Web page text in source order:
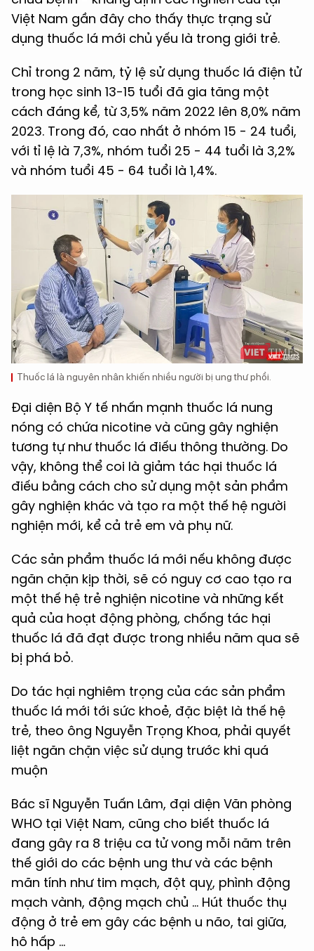
Việt Nam gần đây cho thấy thực trạng sử
dụng thuốc lá mới chủ yếu là trong giới trẻ.
Chỉ trong 2 năm, tỷ lệ sử dụng thuốc lá điện tử
trong học sinh 13-15 tuổi đã gia tăng một
cách đáng kể, từ 3,5% năm 2022 lên 8,0% năm
2023. Trong đó, cao nhất ở nhóm 15 - 24 tuổi,
với tỉ lệ là 7,3%, nhóm tuổi 25 - 44 tuổi là 3,2%
và nhóm tuổi 45 - 64 tuổi là 1,4%.
Thuốc lá là nguyên nhân khiến nhiều người bị ung thư phổi.
Đại diện Bộ Y tế nhấn mạnh thuốc lá nung
nóng có chứa nicotine và cũng gây nghiện
tương tự như thuốc lá điếu thông thường. Do
vậy, không thể coi là giảm tác hại thuốc lá
điếu bằng cách cho sử dụng một sản phẩm
gây nghiện khác và tạo ra một thế hệ người
nghiện mới, kể cả trẻ em và phụ nữ.
Các sản phẩm thuốc lá mới nếu không được
ngăn chặn kịp thời, sẽ có nguy cơ cao tạo ra
một thế hệ trẻ nghiện nicotine và những kết
quả của hoạt động phòng, chống tác hại
thuốc lá đã đạt được trong nhiều năm qua sẽ
bị phá bỏ.
Do tác hại nghiêm trọng của các sản phẩm
thuốc lá mới tới sức khoẻ, đặc biệt là thế hệ
trẻ, theo ông Nguyễn Trọng Khoa, phải quyết
liệt ngăn chặn việc sử dụng trước khi quá
muộn
Bác sĩ Nguyễn Tuấn Lâm, đại diện Văn phòng
WHO tại Việt Nam, cũng cho biết thuốc lá
đang gây ra 8 triệu ca tử vong mỗi năm trên
thế giới do các bệnh ung thư và các bệnh
mãn tính như tim mạch, đột quỵ, phình động
mạch vành, động mạch chủ … Hút thuốc thụ
động ở trẻ em gây các bệnh u não, tai giữa,
hô hấp …